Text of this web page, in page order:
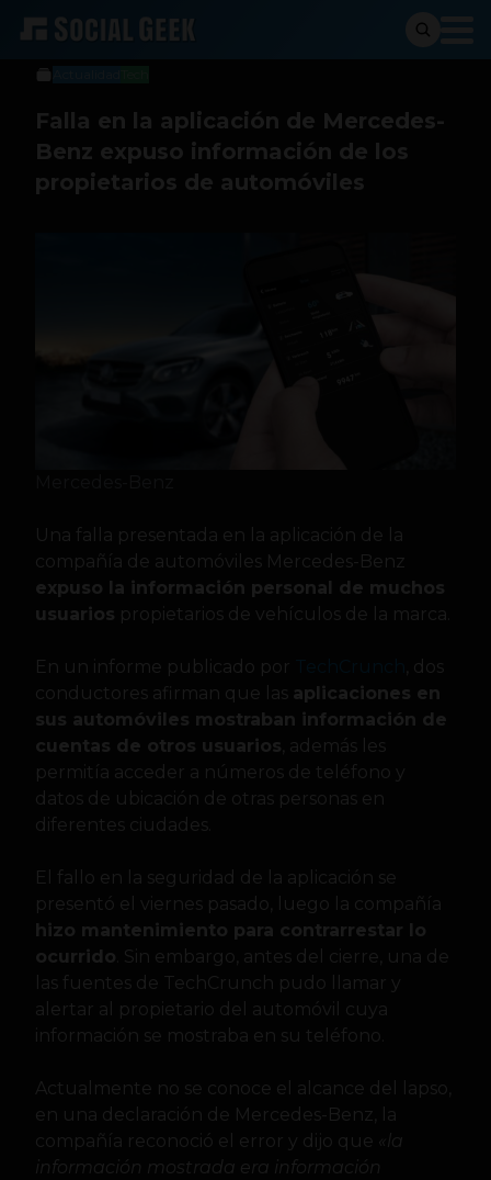
Julián Tabares
22 de octubre de 2019
Falla en la aplicación de Mercedes-
Benz expuso información de los
propietarios de automóviles
Una falla presentada en la aplicación de la
compañía de automóviles Mercedes-Benz
expuso la información personal de muchos
usuarios propietarios de vehículos de la marca.
En un informe publicado por
, dos
conductores afirman que las aplicaciones en
sus automóviles mostraban información de
cuentas de otros usuarios , además les
permitía acceder a números de teléfono y
datos de ubicación de otras personas en
diferentes ciudades.
El fallo en la seguridad de la aplicación se
presentó el viernes pasado, luego la compañía
hizo mantenimiento para contrarrestar lo
ocurrido . Sin embargo, antes del cierre, una de
las fuentes de TechCrunch pudo llamar y
alertar al propietario del automóvil cuya
información se mostraba en su teléfono.
Actualmente no se conoce el alcance del lapso,
en una declaración de Mercedes-Benz, la
compañía reconoció el error y dijo que «la
información mostrada era información